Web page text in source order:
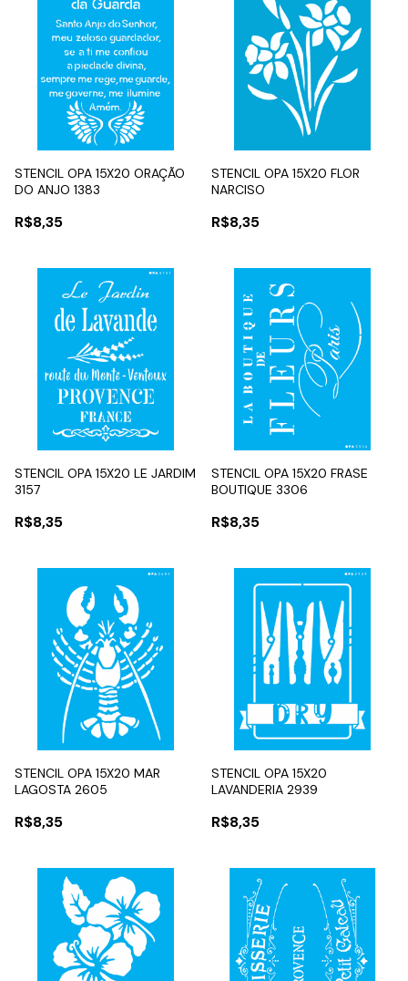
STENCIL OPA 15X20 ORAÇÃO
DO ANJO 1383
R$8,35
STENCIL OPA 15X20 FLOR
NARCISO
R$8,35
STENCIL OPA 15X20 LE JARDIM
3157
R$8,35
STENCIL OPA 15X20 FRASE
BOUTIQUE 3306
R$8,35
STENCIL OPA 15X20 MAR
LAGOSTA 2605
R$8,35
STENCIL OPA 15X20
LAVANDERIA 2939
R$8,35